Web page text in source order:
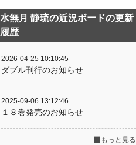
水無月 静琉の近況ボードの更新
履歴
2026-04-25 10:10:45
ダブル刊行のお知らせ
2025-09-06 13:12:46
１８巻発売のお知らせ
もっと見る